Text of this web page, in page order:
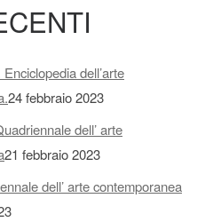
dell’arte
24 febbraio 2023
dell’ arte
21 febbraio 2023
dell’ arte contemporanea